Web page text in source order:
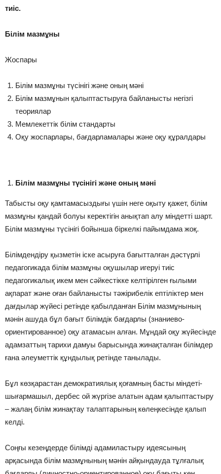
тиіс.
Білім мазмұны
Жоспары
Білім мазмұны түсінігі жəне оның мəні
Білім мазмұнын қалыптастыруға байланысты негізгі
теориялар
Мемлекеттік білім стандарты
Оқу жоспарлары, бағдарламалары жəне оқу құралдары
Білім мазмұны түсінігі жəне оның мəні
Табысты оқу қамтамасыздығы үшін неге оқыту қажет, білім
мазмұны қандай болуы керектігін анықтап алу міндетті шарт.
Білім мазмұны түсінігі бойынша біркелкі пайымдама жоқ.
Білімдендіру қызметін іске асыруға бағытталған дəстүрлі
педагогикада білім мазмұны оқушылар игеруі тиіс
педагогикалық икем мен сəйкестікке келтірілген ғылыми
ақпарат жəне оған байланысты тəжірибелік ептіліктер мен
дағдылар жүйесі ретінде қабылданған Білім мазмұнының
мəнін ашуда бұл бағыт білімдік бағдарлы (знаниево-
ориентированное) оқу атамасын алған. Мұндай оқу жүйесінде
адамзаттың тарихи дамуы барысында жинақталған білімдер
ғана əлеуметтік құндылық ретінде танылады.
Бұл көзқарастан демократиялық қоғамның басты міндеті-
шығармашыл, дербес ой жүргізе алатын адам қалыптастыру
– жалаң білім жинақтау талаптарының көлеңкесінде қалып
келді.
Соңғы кезеңдерде білімді адамиластыру идеясының
арқасында білім мазмұнының мəнін айқындауда тұлғалық